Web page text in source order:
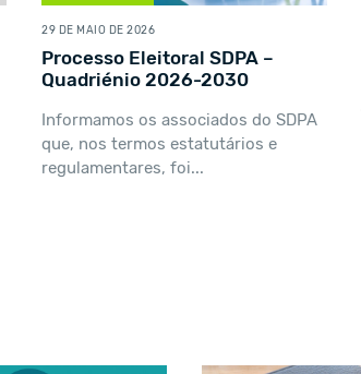
29 DE MAIO DE 2026
Processo Eleitoral SDPA –
Quadriénio 2026-2030
Informamos os associados do SDPA
que, nos termos estatutários e
regulamentares, foi...